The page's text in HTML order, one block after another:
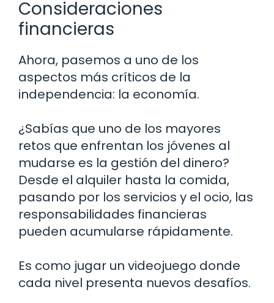
Consideraciones
financieras
Ahora, pasemos a uno de los
aspectos más críticos de la
independencia: la economía.
¿Sabías que uno de los mayores
retos que enfrentan los jóvenes al
mudarse es la gestión del dinero?
Desde el alquiler hasta la comida,
pasando por los servicios y el ocio, las
responsabilidades financieras
pueden acumularse rápidamente.
Es como jugar un videojuego donde
cada nivel presenta nuevos desafíos.